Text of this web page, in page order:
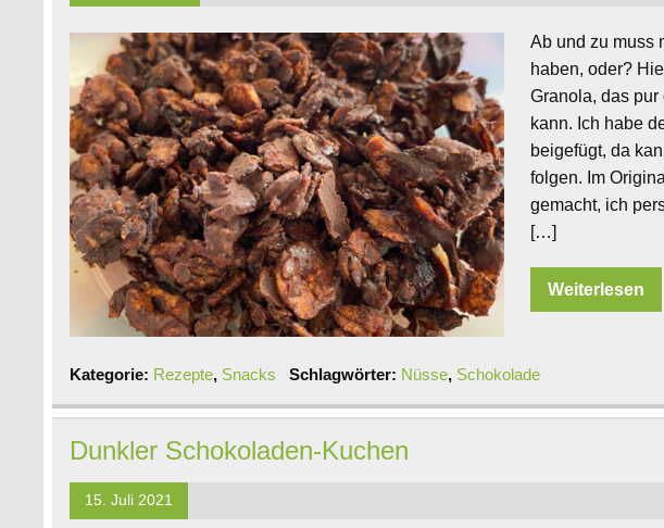
Ab und zu muss
haben, oder?
Granola, das
kann. Ich habe
beigefügt, da
folgen. Im
gemacht, ich
[…]
Weiterlesen
Kategorie: Rezepte, Snacks Schlagwörter: Nüsse, Schokolade
Dunkler Schokoladen-Kuchen
15. Juli 2021